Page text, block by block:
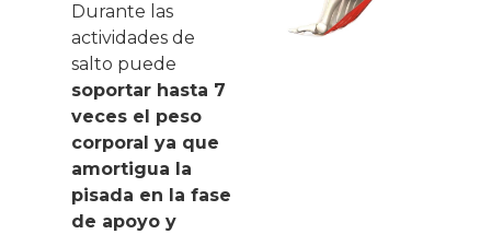
Durante las
actividades de
salto puede
soportar hasta 7
veces el peso
corporal ya que
amortigua la
pisada en la fase
de apoyo y